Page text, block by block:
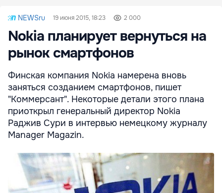
NEWSru 19 июня 2015, 18:23 2 000
Nokia планирует вернуться на
рынок смартфонов
Финская компания Nokia намерена вновь
заняться созданием смартфонов, пишет
"Коммерсант". Некоторые детали этого плана
приоткрыл генеральный директор Nokia
Раджив Сури в интервью немецкому журналу
Manager Magazin.